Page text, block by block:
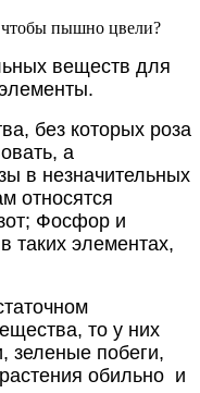
веществ для
без которых роза
а
в незначительных
относятся
Фосфор и
таких элементах,
то у них
зеленые побеги,
обильно и